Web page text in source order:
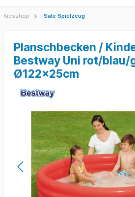
Kidsshop Sale Spielzeug
Planschbecken /
Bestway Uni rot/blau/
Ø122x25cm